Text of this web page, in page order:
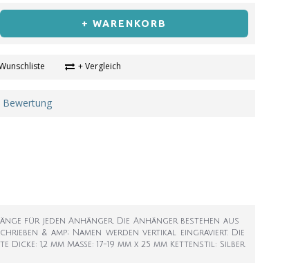
+ WARENKORB
+ Vergleich
Bewertung
für jeden Anhänger. Die Anhänger bestehen aus
& amp; Namen werden vertikal eingraviert. Die
1,2 mm Maße: 17-19 mm x 25 mm Kettenstil: Silber